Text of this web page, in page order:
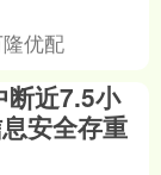
优配
断近7.5小
安全存重